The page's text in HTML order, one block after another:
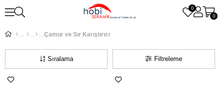
0
0
Çamur ve Sır Karıştırıcı
Filtreleme
Sıralama